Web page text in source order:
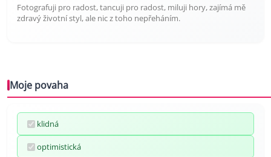
Fotografuji pro radost, tancuji pro radost, miluji hory, zajímá mě
zdravý životní styl, ale nic z toho nepřeháním.
Moje povaha
klidná
optimistická